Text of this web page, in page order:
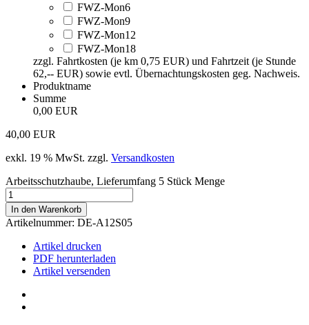
FWZ-Mon6
FWZ-Mon9
FWZ-Mon12
FWZ-Mon18
zzgl. Fahrtkosten (je km 0,75 EUR) und Fahrtzeit (je Stunde
62,-- EUR) sowie evtl. Übernachtungskosten geg. Nachweis.
Produktname
Summe
0,00 EUR
40,00 EUR
exkl. 19 % MwSt. zzgl. Versandkosten
Arbeitsschutzhaube, Lieferumfang 5 Stück Menge
In den Warenkorb
Artikelnummer: DE-A12S05
Artikel drucken
PDF herunterladen
Artikel versenden